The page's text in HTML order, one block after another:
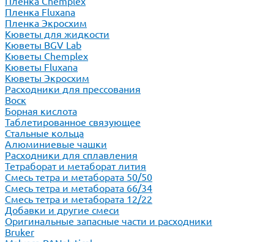
Пленка Fluxana
Пленка Экросхим
Кюветы для жидкости
Кюветы BGV Lab
Кюветы Chemplex
Кюветы Fluxana
Кюветы Экросхим
Расходники для прессования
Воск
Борная кислота
Таблетированное связующее
Стальные кольца
Алюминиевые чашки
Расходники для сплавления
Тетраборат и метаборат лития
Смесь тетра и метабората 50/50
Смесь тетра и метабората 66/34
Смесь тетра и метабората 12/22
Добавки и другие смеси
Оригинальные запасные части и расходники
Bruker